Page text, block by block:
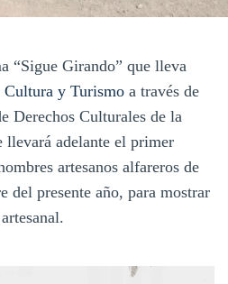
“Sigue Girando” que lleva
y Turismo a través de
Derechos Culturales de la
llevará adelante el primer
artesanos alfareros de
del presente año, para mostrar